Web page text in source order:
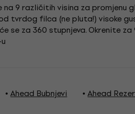
9 različitih visina za promjenu
tvrdog filca (ne pluta!) visoke
se za 360 stupnjeva. Okrenite
Ahead Bubnjevi Ahead